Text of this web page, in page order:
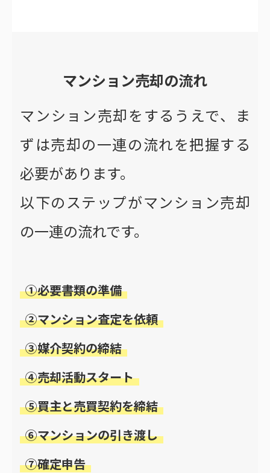
マンション売却の流れ
マンション売却をするうえで、ま
ずは売却の一連の流れを把握する
必要があります。
以下のステップがマンション売却
の一連の流れです。
①必要書類の準備
②マンション査定を依頼
③媒介契約の締結
④売却活動スタート
⑤買主と売買契約を締結
⑥マンションの引き渡し
⑦確定申告